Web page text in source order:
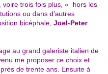
voire trois fois plus, « hors les
ou dans d’autres
bicéphale, Joel-Peter
au grand galeriste italien de
me proposer ce choix et
de trente ans. Ensuite à